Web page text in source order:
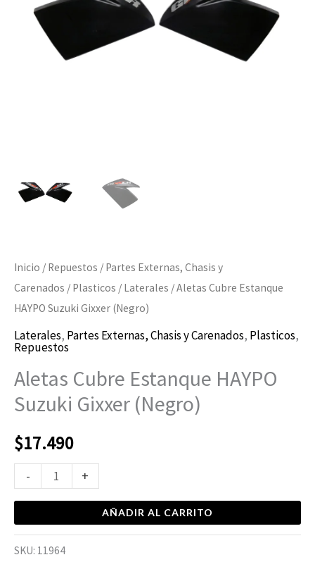
Inicio / Repuestos / Partes Externas, Chasis y
Carenados / Plasticos / Laterales / Aletas Cubre Estanque
HAYPO Suzuki Gixxer (Negro)
Laterales, Partes Externas, Chasis y Carenados, Plasticos,
Repuestos
Aletas Cubre Estanque HAYPO
Suzuki Gixxer (Negro)
$17.490
-
cantidad
+
AÑADIR AL CARRITO
SKU: 11964